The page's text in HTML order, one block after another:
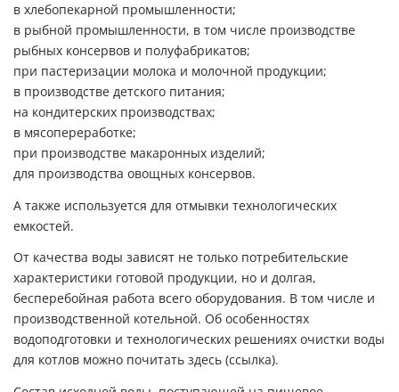
в хлебопекарной промышленности;
в рыбной промышленности, в том числе производстве
рыбных консервов и полуфабрикатов;
при пастеризации молока и молочной продукции;
в производстве детского питания;
на кондитерских производствах;
в мясопереработке;
при производстве макаронных изделий;
для производства овощных консервов.
А также используется для отмывки технологических
емкостей.
От качества воды зависят не только потребительские
характеристики готовой продукции, но и долгая,
бесперебойная работа всего оборудования. В том числе и
производственной котельной. Об особенностях
водоподготовки и технологических решениях очистки воды
для котлов можно почитать здесь (ссылка).